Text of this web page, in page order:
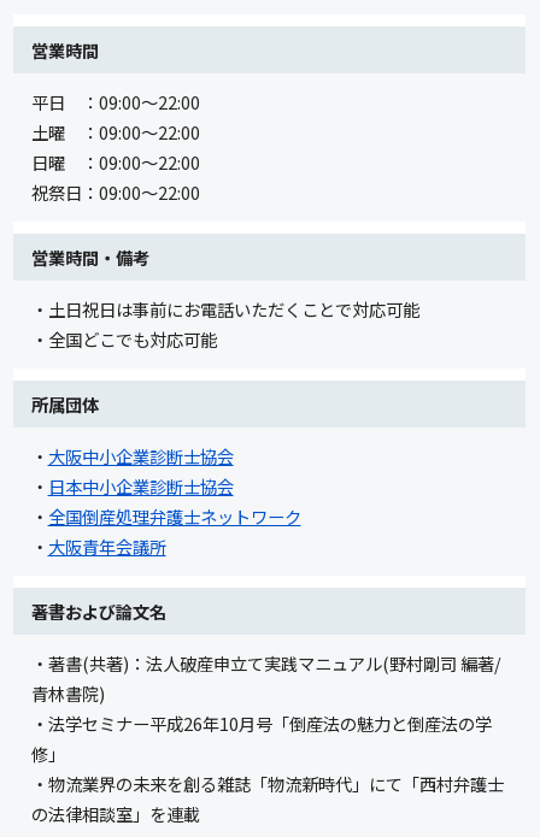
営業時間
平日 ：09:00～22:00
土曜 ：09:00～22:00
日曜 ：09:00～22:00
祝祭日：09:00～22:00
営業時間・備考
・土日祝日は事前にお電話いただくことで対応可能
・全国どこでも対応可能
所属団体
・ 大阪中小企業診断士協会
・ 日本中小企業診断士協会
・ 全国倒産処理弁護士ネットワーク
・ 大阪青年会議所
著書および論文名
・著書(共著)：法人破産申立て実践マニュアル(野村剛司 編著/
青林書院)
・法学セミナー平成26年10月号「倒産法の魅力と倒産法の学
修」
・物流業界の未来を創る雑誌「物流新時代」にて「西村弁護士
の法律相談室」を連載